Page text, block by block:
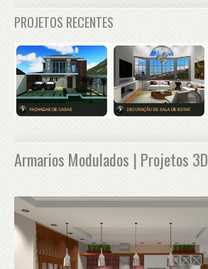
PROJETOS RECENTES
Armarios Modulados | Projetos 3D